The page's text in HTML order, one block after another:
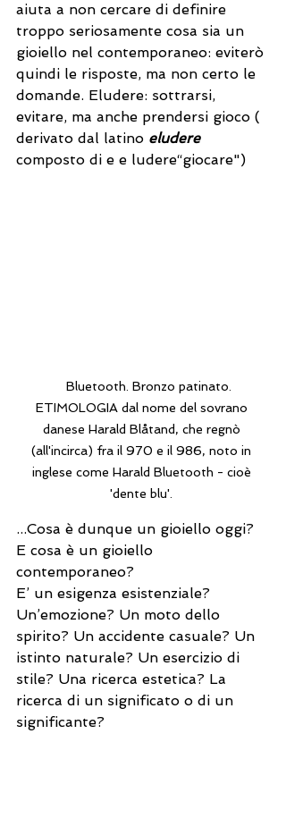
aiuta a non cercare di definire
troppo seriosamente cosa sia un
gioiello nel contemporaneo: eviterò
quindi le risposte, ma non certo le
domande. Eludere: sottrarsi,
evitare, ma anche prendersi gioco (
derivato dal latino eludere
composto di e e ludere“giocare")
ETIMOLOGIA dal nome del sovrano
danese Harald Blåtand, che regnò
(all'incirca) fra il 970 e il 986, noto in
inglese come Harald Bluetooth - cioè
'dente blu'.
...Cosa è dunque un gioiello oggi?
E cosa è un gioiello
contemporaneo?
E’ un esigenza esistenziale?
Un’emozione? Un moto dello
spirito? Un accidente casuale? Un
istinto naturale? Un esercizio di
stile? Una ricerca estetica? La
ricerca di un significato o di un
significante?